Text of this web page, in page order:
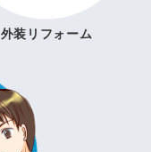
外装リフォーム